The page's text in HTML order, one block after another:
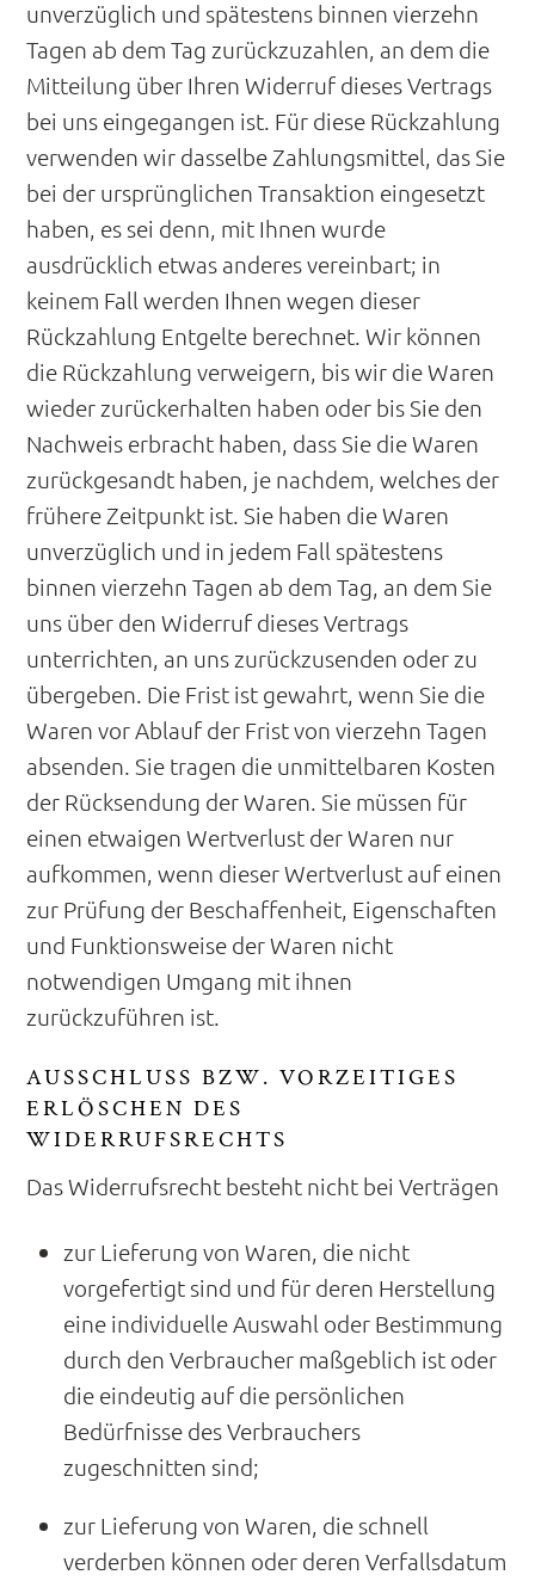
unverzüglich und spätestens binnen vierzehn
Tagen ab dem Tag zurückzuzahlen, an dem die
Mitteilung über Ihren Widerruf dieses Vertrags
bei uns eingegangen ist. Für diese Rückzahlung
verwenden wir dasselbe Zahlungsmittel, das Sie
bei der ursprünglichen Transaktion eingesetzt
haben, es sei denn, mit Ihnen wurde
ausdrücklich etwas anderes vereinbart; in
keinem Fall werden Ihnen wegen dieser
Rückzahlung Entgelte berechnet. Wir können
die Rückzahlung verweigern, bis wir die Waren
wieder zurückerhalten haben oder bis Sie den
Nachweis erbracht haben, dass Sie die Waren
zurückgesandt haben, je nachdem, welches der
frühere Zeitpunkt ist. Sie haben die Waren
unverzüglich und in jedem Fall spätestens
binnen vierzehn Tagen ab dem Tag, an dem Sie
uns über den Widerruf dieses Vertrags
unterrichten, an uns zurückzusenden oder zu
übergeben. Die Frist ist gewahrt, wenn Sie die
Waren vor Ablauf der Frist von vierzehn Tagen
absenden. Sie tragen die unmittelbaren Kosten
der Rücksendung der Waren. Sie müssen für
einen etwaigen Wertverlust der Waren nur
aufkommen, wenn dieser Wertverlust auf einen
zur Prüfung der Beschaffenheit, Eigenschaften
und Funktionsweise der Waren nicht
notwendigen Umgang mit ihnen
zurückzuführen ist.
AUSSCHLUSS BZW. VORZEITIGES
ERLÖSCHEN DES
WIDERRUFSRECHTS
Das Widerrufsrecht besteht nicht bei Verträgen
zur Lieferung von Waren, die nicht
vorgefertigt sind und für deren Herstellung
eine individuelle Auswahl oder Bestimmung
durch den Verbraucher maßgeblich ist oder
die eindeutig auf die persönlichen
Bedürfnisse des Verbrauchers
zugeschnitten sind;
zur Lieferung von Waren, die schnell
verderben können oder deren Verfallsdatum